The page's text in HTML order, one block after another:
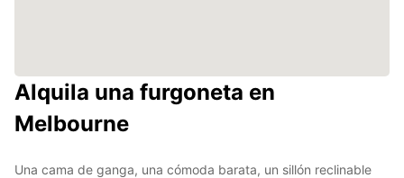
Alquila una furgoneta en
Melbourne
Una cama de ganga, una cómoda barata, un sillón reclinable